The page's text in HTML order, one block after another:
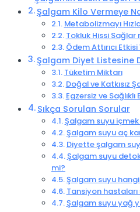
Şalgam Kilo Vermeye
Metabolizmayı
Tokluk Hissi Sağlar
Ödem Attırıcı Etkisi
Şalgam Diyet Listesine
Tüketim Miktarı
Doğal ve Katkısız
Egzersiz ve
Sıkça Sorulan Sorular
Şalgam suyu içmek
Şalgam suyu aç
Diyette şalgam
Şalgam suyu
mi?
Şalgam suyu
Tansiyon
Şalgam suyu yağ